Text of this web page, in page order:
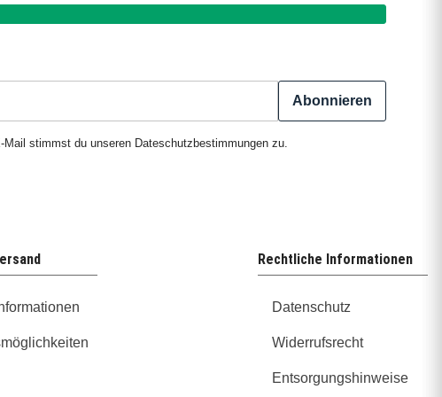
Abonnieren
Mail stimmst du unseren Dateschutzbestimmungen zu.
Rechtliche Informationen
Datenschutz
Widerrufsrecht
Entsorgungshinweise